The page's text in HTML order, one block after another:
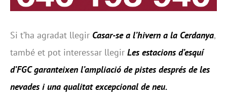
Si t’ha agradat llegir Casar-se a l’hivern a la Cerdanya,
també et pot interessar llegir Les estacions d’esquí
d’FGC garanteixen l’ampliació de pistes després de les
nevades i una qualitat excepcional de neu.